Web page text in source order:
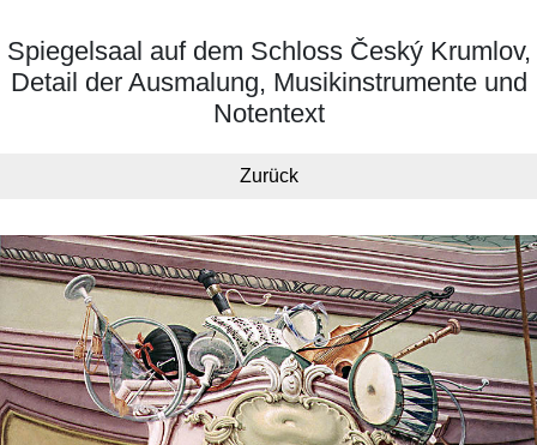
Spiegelsaal auf dem Schloss Český Krumlov,
Detail der Ausmalung, Musikinstrumente und
Notentext
Zurück